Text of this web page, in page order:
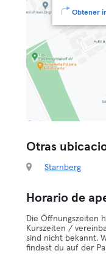
Obtener
Otras
Starnberg
Horario de
Die Öffnungszeiten
Kurszeiten /
sind nicht bekannt.
findest du auf der